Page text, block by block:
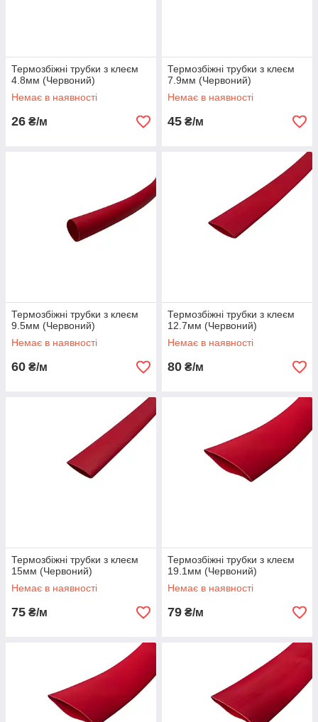
Термозбіжні трубки з клеєм
4.8мм (Червоний)
Немає в наявності
26 ₴/м
Термозбіжні трубки з клеєм
7.9мм (Червоний)
Немає в наявності
45 ₴/м
Термозбіжні трубки з клеєм
9.5мм (Червоний)
Немає в наявності
60 ₴/м
Термозбіжні трубки з клеєм
12.7мм (Червоний)
Немає в наявності
80 ₴/м
Термозбіжні трубки з клеєм
15мм (Червоний)
Немає в наявності
75 ₴/м
Термозбіжні трубки з клеєм
19.1мм (Червоний)
Немає в наявності
79 ₴/м